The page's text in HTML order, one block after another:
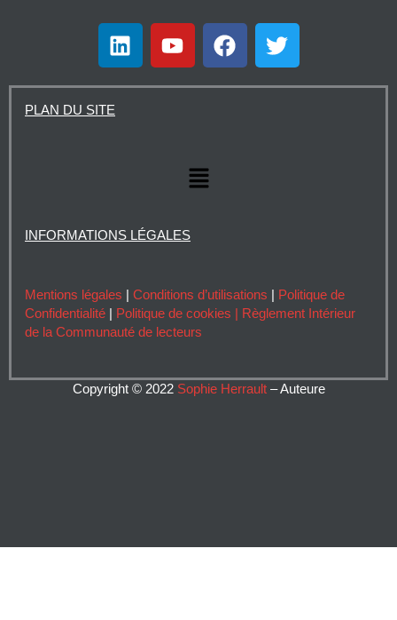
L
i
Y
o
F
a
T
w
PLAN DU SITE
Menu
INFORMATIONS LÉGALES
Mentions légales | Conditions d’utilisations | Politique de
Confidentialité | Politique de cookies | Règlement Intérieur
de la Communauté de lecteurs
Copyright © 2022 Sophie Herrault– Auteure